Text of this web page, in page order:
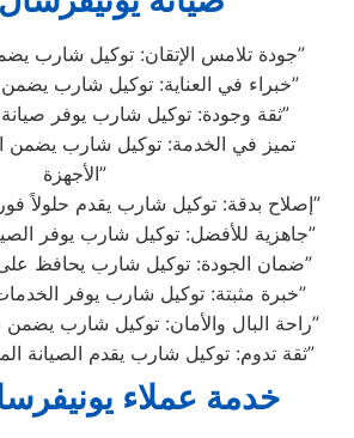
“جودة تلامس الإتقان: توكيل شارب يضمن الصيانة الممتازة”
“خبراء في العناية: توكيل شارب يضمن أداء الأجهزة بأمان”
“ثقة وجودة: توكيل شارب يوفر صيانة مضمونة للأجهزة”
الأجهزة”
“إصلاح بدقة: توكيل شارب يقدم حلولاً فورية وموثوقة للمشاكل”
“جاهزية للأفضل: توكيل شارب يوفر الصيانة المتميزة لأجهزتك”
“ضمان الجودة: توكيل شارب يحافظ على أداء أجهزتك بكفاءة”
“خبرة مثبتة: توكيل شارب يوفر الخدمات الاحترافية لعملائه”
“راحة البال والأمان: توكيل شارب يضمن سلامة أجهزتك وأدائها”
“ثقة تدوم: توكيل شارب يقدم الصيانة الموثوقة لجميع أجهزتك”
خدمة عملاء